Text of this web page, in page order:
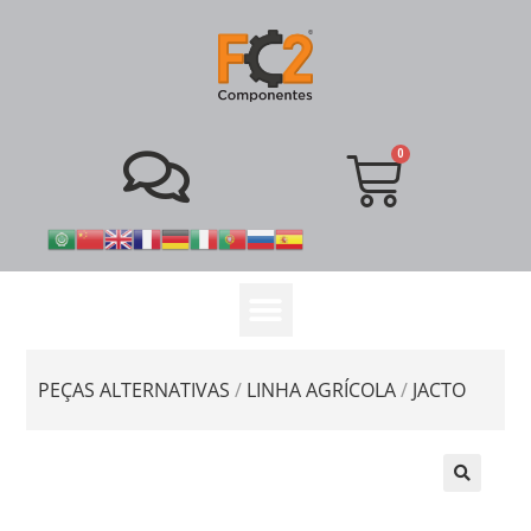
PEÇAS ALTERNATIVAS / LINHA AGRÍCOLA/ JACTO